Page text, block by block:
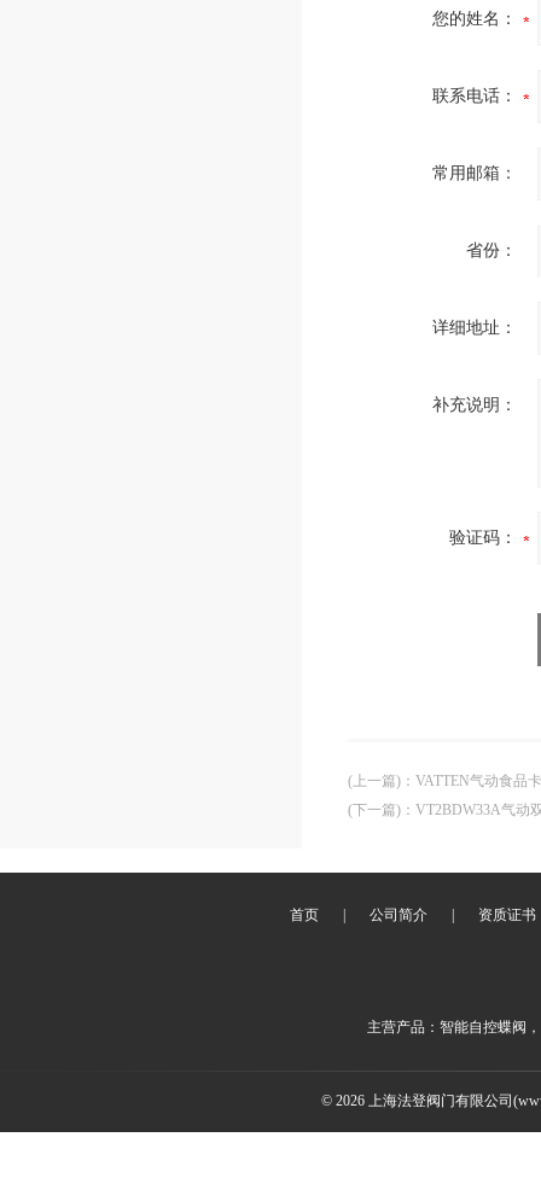
您的姓名：
联系电话：
常用邮箱：
省份：
详细地址：
补充说明：
验证码：
(上一篇) ： VATTEN气动食品
(下一篇) ： VT2BDW33A气动
首页 公司简介 资质证书
主营产品：智能自控蝶阀
© 2026 上海法登阀门有限公司